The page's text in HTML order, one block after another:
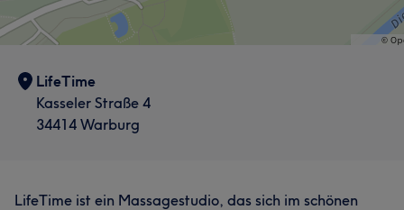
LifeTime
Kasseler Straße 4
34414 Warburg
LifeTime ist ein Massagestudio, das sich im schönen